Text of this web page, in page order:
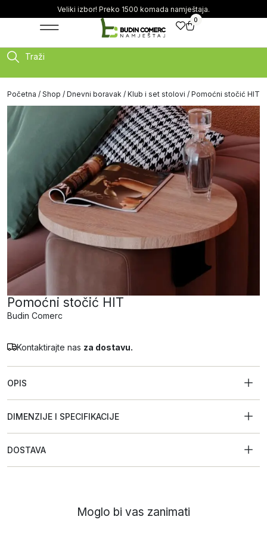
Veliki izbor! Preko 1500 komada namještaja.
0
Traži
Početna / Shop / Dnevni boravak / Klub i set stolovi / Pomoćni stočić HIT
Pomoćni stočić HIT
Budin Comerc
Kontaktirajte nas za dostavu.
OPIS
DIMENZIJE I SPECIFIKACIJE
DOSTAVA
Moglo bi vas zanimati